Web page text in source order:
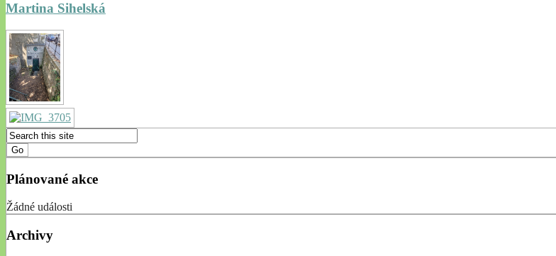
Martina Sihelská
Plánované akce
Žádné události
Archivy